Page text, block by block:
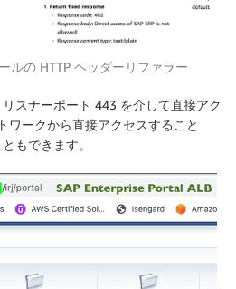
ルの HTTP ヘッダーリファラー
リスナーポート 443 を介して直接アク
ワークから直接アクセスすること
もできます。